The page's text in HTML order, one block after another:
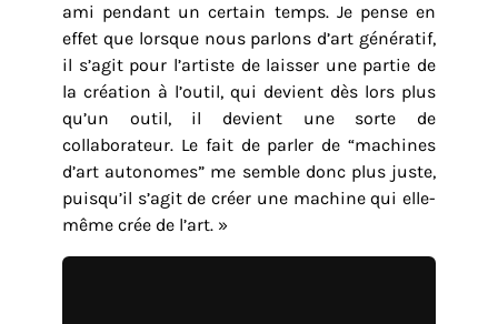
ami pendant un certain temps. Je pense en
effet que lorsque nous parlons d’art génératif,
il s’agit pour l’artiste de laisser une partie de
la création à l’outil, qui devient dès lors plus
qu’un outil, il devient une sorte de
collaborateur. Le fait de parler de “machines
d’art autonomes” me semble donc plus juste,
puisqu’il s’agit de créer une machine qui elle-
même crée de l’art. »